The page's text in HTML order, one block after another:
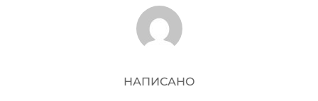
АВТОР ЗАПИСИ
НАПИСАНО